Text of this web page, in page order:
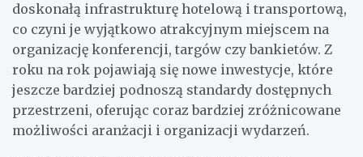
doskonałą infrastrukturę hotelową i transportową,
co czyni je wyjątkowo atrakcyjnym miejscem na
organizację konferencji, targów czy bankietów. Z
roku na rok pojawiają się nowe inwestycje, które
jeszcze bardziej podnoszą standardy dostępnych
przestrzeni, oferując coraz bardziej zróżnicowane
możliwości aranżacji i organizacji wydarzeń.